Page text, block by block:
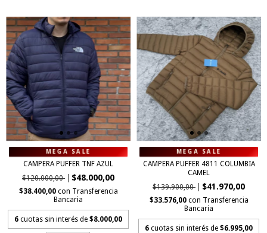
CAMPERA PUFFER TNF AZUL
$120.000,00
$48.000,00
$38.400,00 con Transferencia
Bancaria
6 cuotas sin interés de $8.000,00
CAMPERA PUFFER 4811 COLUMBIA
CAMEL
$139.900,00
$41.970,00
$33.576,00 con Transferencia
Bancaria
6 cuotas sin interés de $6.995,00